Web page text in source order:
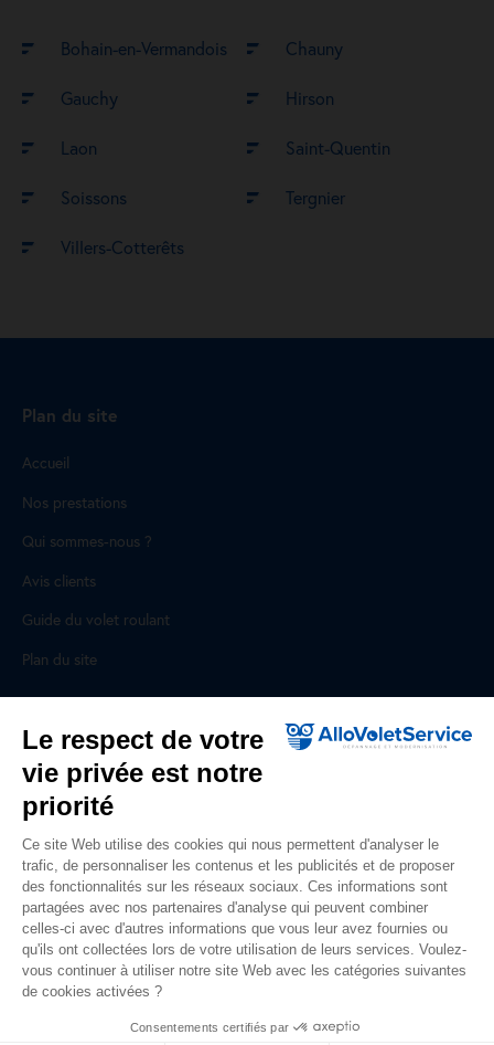
Bohain-en-Vermandois Chauny
Gauchy Hirson
Laon Saint-Quentin
Soissons Tergnier
Villers-Cotterêts
Plan du site
Accueil
Nos prestations
Qui sommes-nous ?
Avis clients
Guide du volet roulant
Plan du site
Pour les professionnels
Professionnels, des prestations ad hoc
Rejoignez un réseau national, nous recrutons !
Liens utiles
Mentions légales
Données personnelles
Le respect de votre
vie privée est notre
priorité
Ce site Web utilise des cookies qui nous permettent d'analyser le
trafic, de personnaliser les contenus et les publicités et de proposer
des fonctionnalités sur les réseaux sociaux. Ces informations sont
partagées avec nos partenaires d'analyse qui peuvent combiner
celles-ci avec d'autres informations que vous leur avez fournies ou
qu'ils ont collectées lors de votre utilisation de leurs services. Voulez-
vous continuer à utiliser notre site Web avec les catégories suivantes
de cookies activées ?
Consentements certifiés par